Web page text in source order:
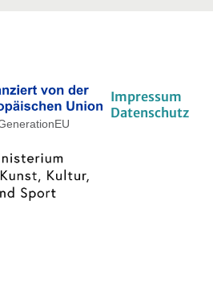
Impressum
Datenschutz